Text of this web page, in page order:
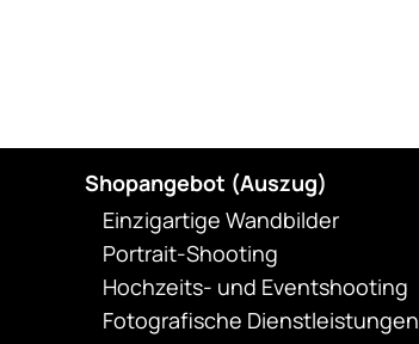
werden
Shopangebot (Auszug)
Einzigartige Wandbilder
Portrait-Shooting
Hochzeits- und Eventshooting
Fotografische Dienstleistungen